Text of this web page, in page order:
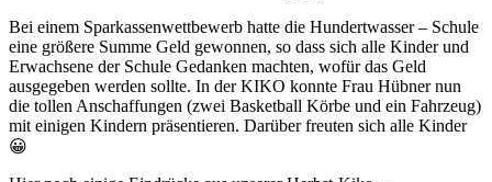
Bei einem Sparkassenwettbewerb hatte die Hundertwasser – Schule
eine größere Summe Geld gewonnen, so dass sich alle Kinder und
Erwachsene der Schule Gedanken machten, wofür das Geld
ausgegeben werden sollte. In der KIKO konnte Frau Hübner nun
die tollen Anschaffungen (zwei Basketball Körbe und ein Fahrzeug)
mit einigen Kindern präsentieren. Darüber freuten sich alle Kinder
😀